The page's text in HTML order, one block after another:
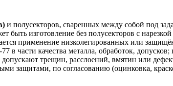
и полусекторов, сваренных между собой под
изготовление без полусекторов с
применение низколегированных или
в части качества металла, обработок,
трещин, расслоений, вмятин или
защитами, по согласованию (оцинковка,